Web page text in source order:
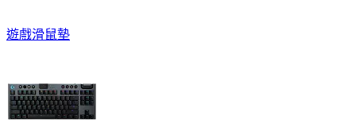
遊戲滑鼠墊